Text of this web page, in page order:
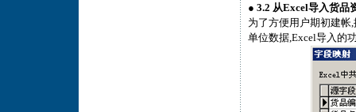
● 3.2 从Excel导入货品
为了方便用户期初建帐
单位数据,Excel导入的